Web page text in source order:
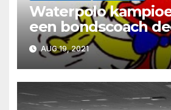
Waterpolo
een bondscoach
AUG 19, 2021